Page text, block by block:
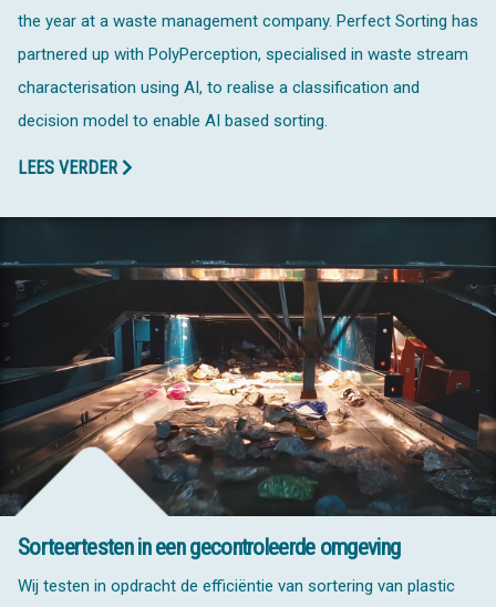
the year at a waste management company. Perfect Sorting has
partnered up with PolyPerception, specialised in waste stream
characterisation using AI, to realise a classification and
decision model to enable AI based sorting.
LEES VERDER
Sorteertesten in een gecontroleerde omgeving
Wij testen in opdracht de efficiëntie van sortering van plastic